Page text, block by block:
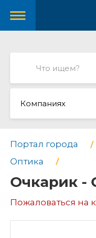
Компаниях
Портал города
Оптика
Очкарик -
Пожаловаться на